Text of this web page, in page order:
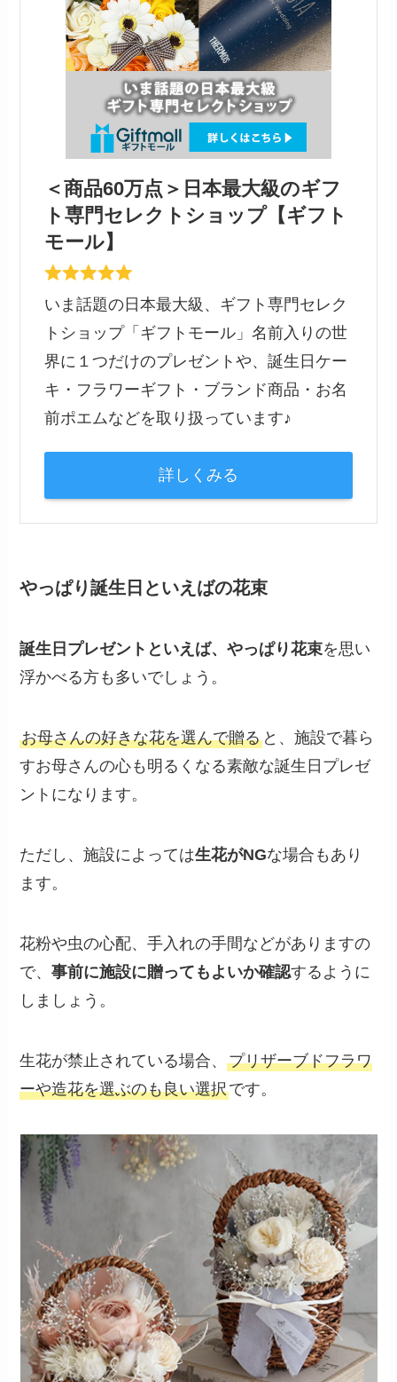
＜商品60万点＞日本最大級のギフ
ト専門セレクトショップ【ギフト
モール】
いま話題の日本最大級、ギフト専門セレク
トショップ「ギフトモール」名前入りの世
界に１つだけのプレゼントや、誕生日ケー
キ・フラワーギフト・ブランド商品・お名
前ポエムなどを取り扱っています♪
詳しくみる
やっぱり誕生日といえばの花束
誕生日プレゼントといえば、やっぱり花束を思い
浮かべる方も多いでしょう。
お母さんの好きな花を選んで贈る と、施設で暮ら
すお母さんの心も明るくなる素敵な誕生日プレゼ
ントになります。
ただし、施設によっては生花がNGな場合もあり
ます。
花粉や虫の心配、手入れの手間などがありますの
で、事前に施設に贈ってもよいか確認するように
しましょう。
生花が禁止されている場合、プリザーブドフラワ
ーや造花を選ぶのも良い選択です。